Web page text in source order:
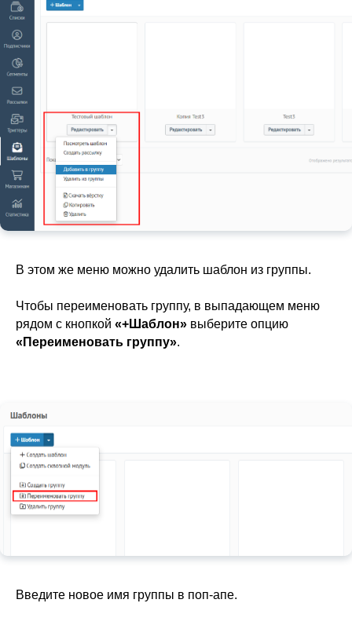
В этом же меню можно удалить шаблон из группы.
Чтобы переименовать группу, в выпадающем меню
рядом с кнопкой «+Шаблон» выберите опцию
«Переименовать группу».
Введите новое имя группы в поп-апе.